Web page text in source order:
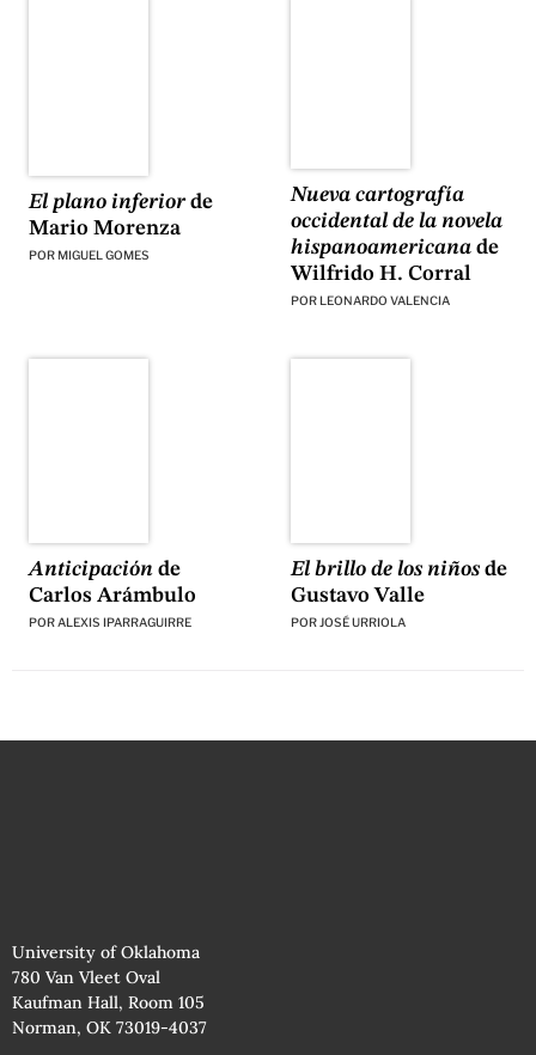
El plano inferiorde
Mario Morenza
POR MIGUEL GOMES
Nueva cartografía
occidental de la novela
hispanoamericanade
Wilfrido H. Corral
POR LEONARDO VALENCIA
Anticipaciónde
Carlos Arámbulo
PORALEXIS IPARRAGUIRRE
El brillo de los niñosde
Gustavo Valle
POR JOSÉ URRIOLA
University of Oklahoma
780 Van Vleet Oval
Kaufman Hall, Room 105
Norman, OK 73019-4037